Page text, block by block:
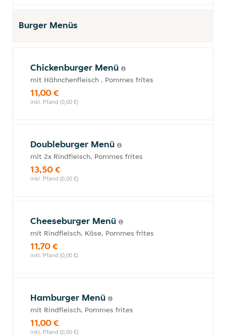
Burger Menüs
Chickenburger Menü
mit Hähnchenfleisch , Pommes frites
11,00 €
inkl. Pfand (0,00 €)
Doubleburger Menü
mit 2x Rindfleisch, Pommes frites
13,50 €
inkl. Pfand (0,00 €)
Cheeseburger Menü
mit Rindfleisch, Käse, Pommes frites
11,70 €
inkl. Pfand (0,00 €)
Hamburger Menü
mit Rindfleisch, Pommes frites
11,00 €
inkl. Pfand (0,00 €)